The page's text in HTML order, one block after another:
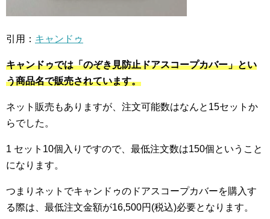
引用： キャンドゥ
キャンドゥでは「のぞき見防止ドアスコープカバー」とい
う商品名で販売されています。
ネット販売もありますが、注文可能数はなんと15セットか
らでした。
1 セット10個入りですので、最低注文数は150個ということ
になります。
つまりネットでキャンドゥのドアスコープカバーを購入す
る際は、最低注文金額が16,500円(税込)必要となります。